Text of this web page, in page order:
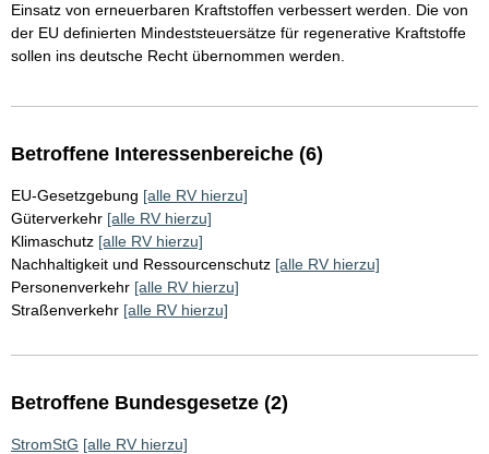
Einsatz von erneuerbaren Kraftstoffen verbessert werden. Die von
der EU definierten Mindeststeuersätze für regenerative Kraftstoffe
sollen ins deutsche Recht übernommen werden.
Betroffene Interessenbereiche (6)
EU-Gesetzgebung [alle RV hierzu]
Güterverkehr [alle RV hierzu]
Klimaschutz [alle RV hierzu]
Nachhaltigkeit und Ressourcenschutz [alle RV hierzu]
Personenverkehr [alle RV hierzu]
Straßenverkehr [alle RV hierzu]
Betroffene Bundesgesetze (2)
StromStG [alle RV hierzu]